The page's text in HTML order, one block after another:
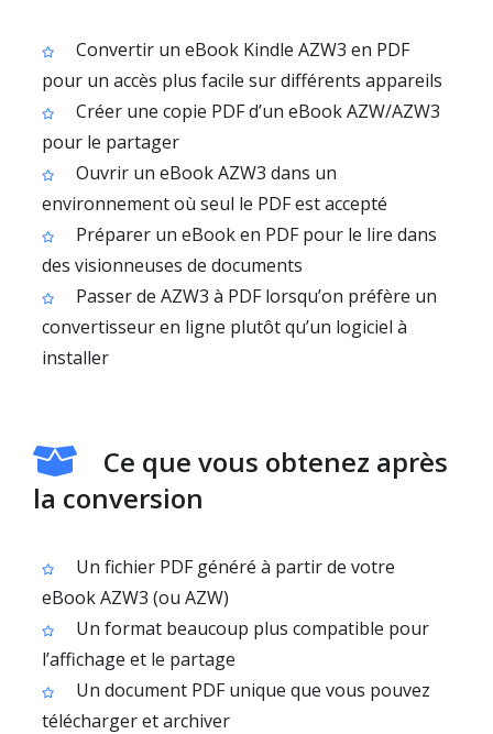
Convertir un eBook Kindle AZW3 en PDF
pour un accès plus facile sur différents appareils
Créer une copie PDF d’un eBook AZW/AZW3
pour le partager
Ouvrir un eBook AZW3 dans un
environnement où seul le PDF est accepté
Préparer un eBook en PDF pour le lire dans
des visionneuses de documents
Passer de AZW3 à PDF lorsqu’on préfère un
convertisseur en ligne plutôt qu’un logiciel à
installer
Ce que vous obtenez après
la conversion
Un fichier PDF généré à partir de votre
eBook AZW3 (ou AZW)
Un format beaucoup plus compatible pour
l’affichage et le partage
Un document PDF unique que vous pouvez
télécharger et archiver